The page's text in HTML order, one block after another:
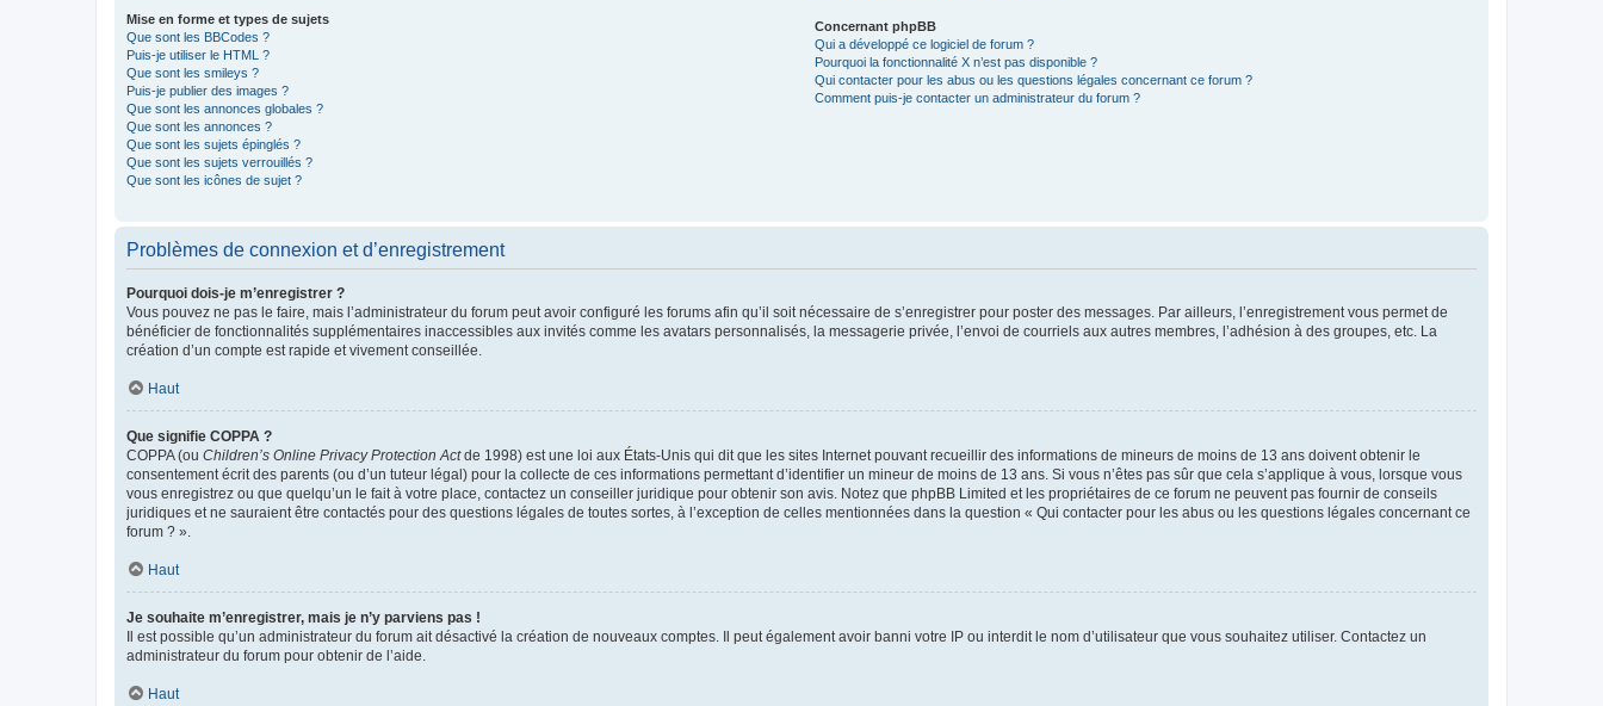
Mise en forme et types de sujets
Que sont les BBCodes ?
Puis-je utiliser le HTML ?
Que sont les smileys ?
Puis-je publier des images ?
Que sont les annonces globales ?
Que sont les annonces ?
Que sont les sujets épinglés ?
Que sont les sujets verrouillés ?
Que sont les icônes de sujet ?
Concernant phpBB
Qui a développé ce logiciel de forum ?
Pourquoi la fonctionnalité X n’est pas disponible ?
Qui contacter pour les abus ou les questions légales concernant ce forum ?
Comment puis-je contacter un administrateur du forum ?
Problèmes de connexion et d’enregistrement
Pourquoi dois-je m’enregistrer ?
Vous pouvez ne pas le faire, mais l’administrateur du forum peut avoir configuré les forums afin qu’il soit nécessaire de s’enregistrer pour poster des messages. Par ailleurs, l’enregistrement vous permet de
bénéficier de fonctionnalités supplémentaires inaccessibles aux invités comme les avatars personnalisés, la messagerie privée, l’envoi de courriels aux autres membres, l’adhésion à des groupes, etc. La
création d’un compte est rapide et vivement conseillée.
Haut
Que signifie COPPA ?
COPPA (ou Children’s Online Privacy Protection Actde 1998) est une loi aux États-Unis qui dit que les sites Internet pouvant recueillir des informations de mineurs de moins de 13 ans doivent obtenir le
consentement écrit des parents (ou d’un tuteur légal) pour la collecte de ces informations permettant d’identifier un mineur de moins de 13 ans. Si vous n’êtes pas sûr que cela s’applique à vous, lorsque vous
vous enregistrez ou que quelqu’un le fait à votre place, contactez un conseiller juridique pour obtenir son avis. Notez que phpBB Limited et les propriétaires de ce forum ne peuvent pas fournir de conseils
juridiques et ne sauraient être contactés pour des questions légales de toutes sortes, à l’exception de celles mentionnées dans la question « Qui contacter pour les abus ou les questions légales concernant ce
forum ? ».
Haut
Je souhaite m’enregistrer, mais je n’y parviens pas !
Il est possible qu’un administrateur du forum ait désactivé la création de nouveaux comptes. Il peut également avoir banni votre IP ou interdit le nom d’utilisateur que vous souhaitez utiliser. Contactez un
administrateur du forum pour obtenir de l’aide.
Haut